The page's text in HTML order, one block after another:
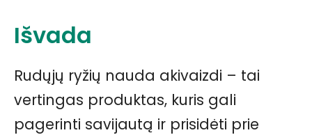
Išvada
Rudųjų ryžių nauda akivaizdi – tai
vertingas produktas, kuris gali
pagerinti savijautą ir prisidėti prie